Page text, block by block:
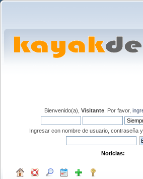
Bienvenido(a), Visitante. Por favor,
Ingresar con nombre de usuario, contraseña
Noticias: